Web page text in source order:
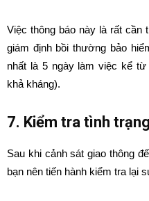
Việc thông báo này là rất cần
giám định bồi thường bảo
nhất là 5 ngày làm việc kể
khả kháng).
7. Kiểm tra tình
Sau khi cảnh sát giao thông
bạn nên tiến hành kiểm tra lại